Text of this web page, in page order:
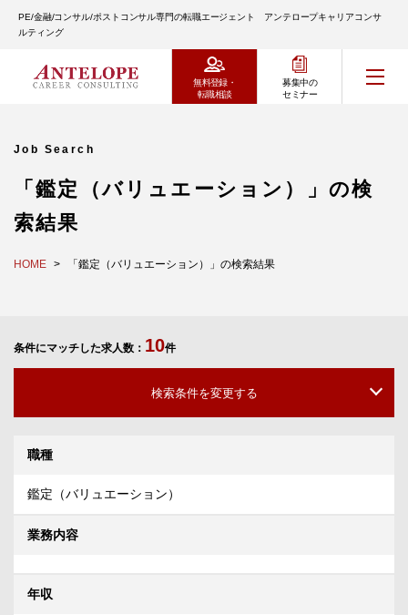
PE/金融/コンサル/ポストコンサル専門の転職エージェント アンテロープキャリアコンサ
ルティング
無料登録・
転職相談
募集中の
セミナー
Job Search
「鑑定（バリュエーション）」の検
索結果
HOME 「鑑定（バリュエーション）」の検索結果
条件にマッチした求人数： 10件
検索条件を変更する
職種
鑑定（バリュエーション）
業務内容
年収